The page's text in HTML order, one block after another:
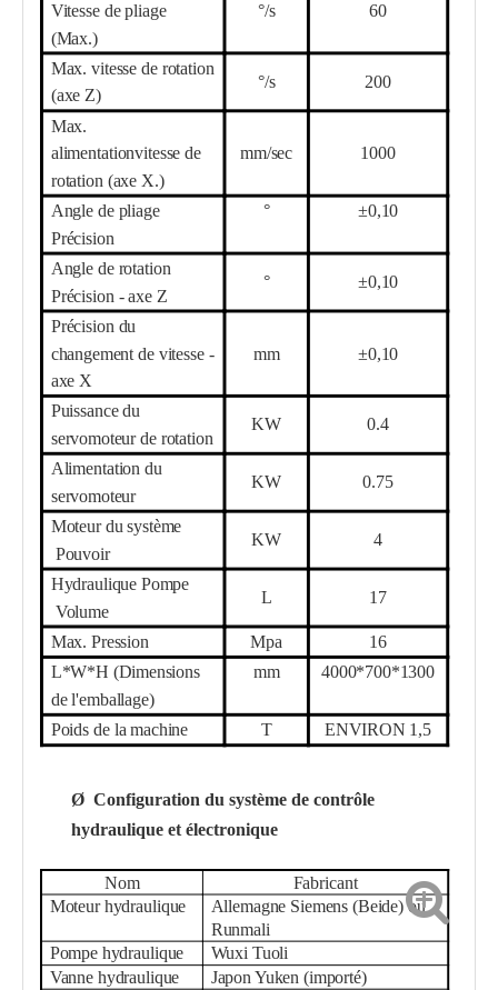
Vitesse de pliage
(Max.)
°/s 60
Max. vitesse de rotation
(axe Z)
°/s 200
Max.
alimentationvitesse de
rotation (axe X.)
mm/sec 1000
Angle de pliage
Précision
° ±0,10
Angle de rotation
Précision - axe Z
° ±0,10
Précision du
changement de vitesse -
axe X
mm ±0,10
Puissance du
servomoteur de rotation
KW 0.4
Alimentation du
servomoteur
KW 0.75
Moteur du système
Pouvoir
KW 4
HydrauliquePompe
Volume
L 17
Max. Pression Mpa 16
L*W*H (Dimensions
de l'emballage)
mm 4000*700*1300
Poids de la machine T ENVIRON 1,5
Ø Configuration du système de contrôle
hydraulique et électronique
Nom
Fabricant
Moteur hydraulique
Allemagne Siemens (Beide) ou
Runmali
Pompe hydraulique
Wuxi Tuoli
Vanne hydraulique
Japon Yuken (importé)